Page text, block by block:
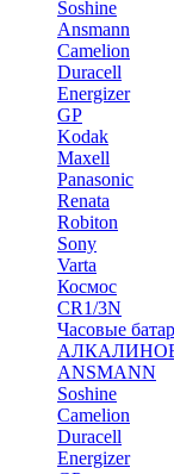
Soshine
Ansmann
Camelion
Duracell
Energizer
GP
Kodak
Maxell
Panasonic
Renata
Robiton
Sony
Varta
Космос
CR1/3N
Часовые
ANSMANN
Soshine
Camelion
Duracell
Energizer